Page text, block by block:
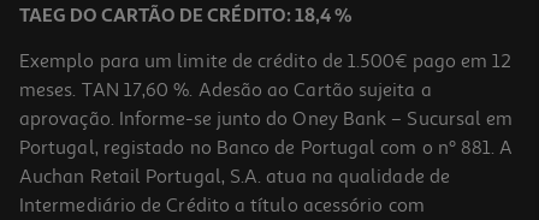
TAEG DO CARTÃO DE CRÉDITO: 18,4 %
Exemplo para um limite de crédito de 1.500€ pago em 12
meses. TAN 17,60 %. Adesão ao Cartão sujeita a
aprovação. Informe-se junto do Oney Bank – Sucursal em
Portugal, registado no Banco de Portugal com o nº 881. A
Auchan Retail Portugal, S.A. atua na qualidade de
Intermediário de Crédito a título acessório com